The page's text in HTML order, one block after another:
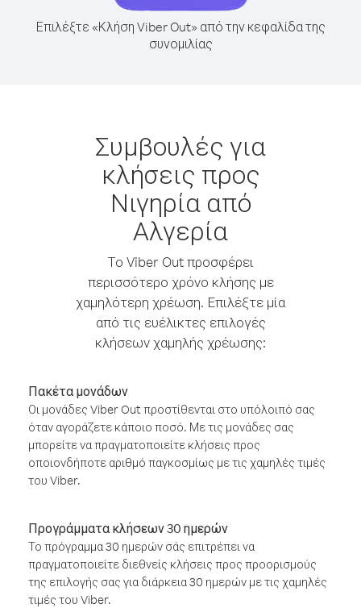
Επιλέξτε «Κλήση Viber Out» από την κεφαλίδα της
συνομιλίας
Συμβουλές για
κλήσεις προς
Νιγηρία από
Αλγερία
Το Viber Out προσφέρει
περισσότερο χρόνο κλήσης με
χαμηλότερη χρέωση. Επιλέξτε μία
από τις ευέλικτες επιλογές
κλήσεων χαμηλής χρέωσης:
Πακέτα μονάδων
Οι μονάδες Viber Out προστίθενται στο υπόλοιπό σας
όταν αγοράζετε κάποιο ποσό. Με τις μονάδες σας
μπορείτε να πραγματοποιείτε κλήσεις προς
οποιονδήποτε αριθμό παγκοσμίως με τις χαμηλές τιμές
του Viber.
Προγράμματα κλήσεων 30 ημερών
Το πρόγραμμα 30 ημερών σάς επιτρέπει να
πραγματοποιείτε διεθνείς κλήσεις προς προορισμούς
της επιλογής σας για διάρκεια 30 ημερών με τις χαμηλές
τιμές του Viber.